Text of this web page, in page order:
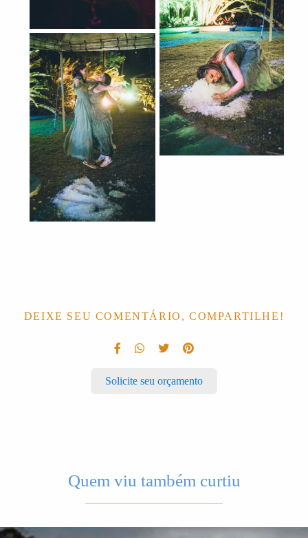
DEIXE SEU COMENTÁRIO, COMPARTILHE!
Solicite seu orçamento
Quem viu também curtiu